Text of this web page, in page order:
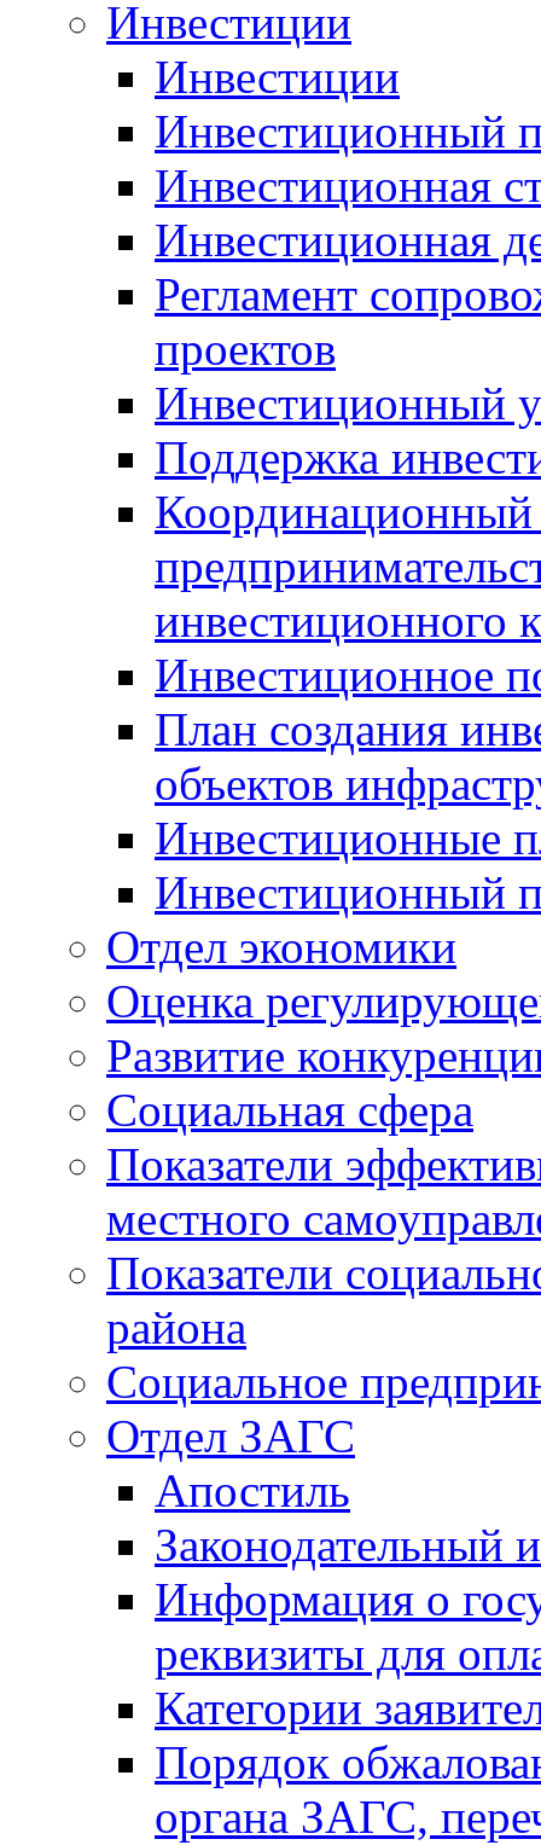
Инвестиции
Инвестиции
Инвестиционный
Инвестиционная
Инвестиционная
Регламент
проектов
Инвестиционный
Поддержка
Координационный
инвестиционного
Инвестиционное
План создания
объектов
Инвестиционные
Инвестиционный
Отдел экономики
Оценка
Развитие
Социальная сфера
Показатели
местного
Показатели
района
Социальное
Отдел ЗАГС
Апостиль
Законодательный
Информация о
реквизиты для
Категории
Порядок
органа ЗАГС,